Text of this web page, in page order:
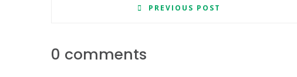
PREVIOUS POST
0 comments